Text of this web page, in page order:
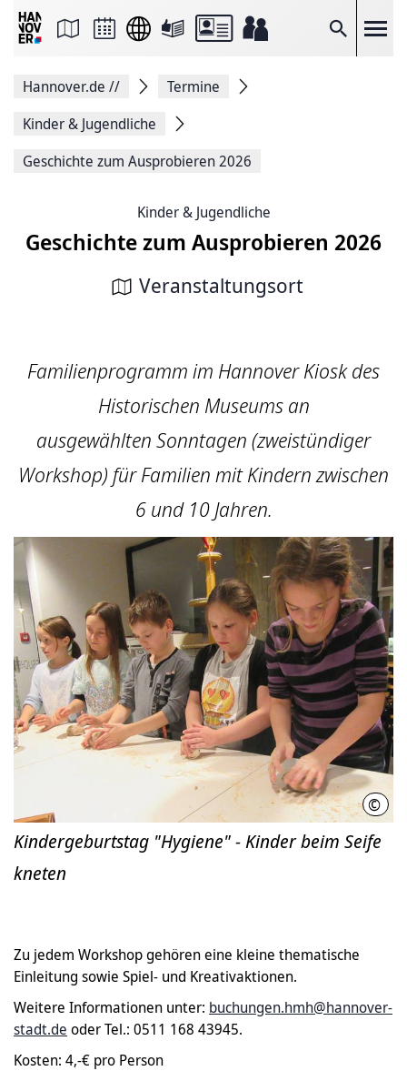
Suche
Seite
Facebook
teilen
Seitenlink
Hannover.de //
Termine
Kinder & Jugendliche
Geschichte zum Ausprobieren 2026
Kinder & Jugendliche
Geschichte zum Ausprobieren 2026
Veranstaltungsort
Familienprogramm im Hannover Kiosk des
Historischen Museums an
ausgewählten Sonntagen (zweistündiger
Workshop) für Familien mit Kindern zwischen
6 und 10 Jahren.
© HMH
Kindergeburtstag "Hygiene" - Kinder beim Seife
kneten
Zu jedem Workshop gehören eine kleine thematische
Einleitung sowie Spiel- und Kreativaktionen.
Weitere Informationen unter: buchungen.hmh@hannover-
stadt.de oder Tel.: 0511 168 43945.
Kosten: 4,-€ pro Person